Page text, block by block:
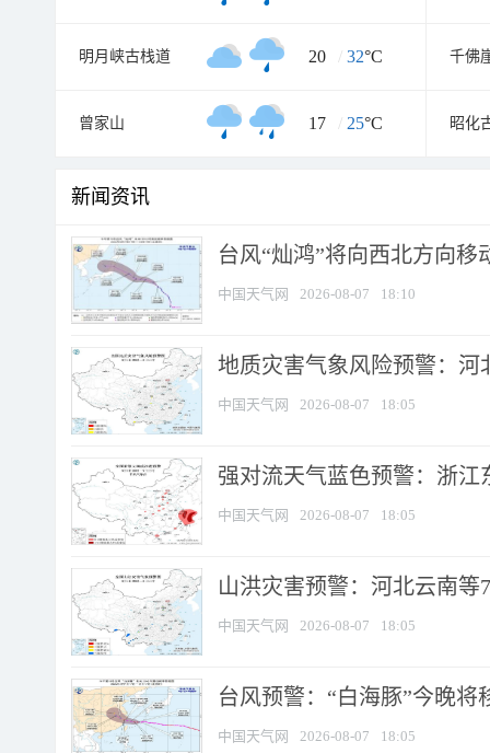
明月峡古栈道 20 / 32°C 千佛
曾家山 17 / 25°C 昭化
新闻资讯
台风“灿鸿”将向西北方向移
中国天气网 2026-08-07 18:10
地质灾害气象风险预警：河
中国天气网 2026-08-07 18:05
强对流天气蓝色预警：浙江
中国天气网 2026-08-07 18:05
山洪灾害预警：河北云南
中国天气网 2026-08-07 18:05
台风预警：“白海豚”今晚将
中国天气网 2026-08-07 18:05